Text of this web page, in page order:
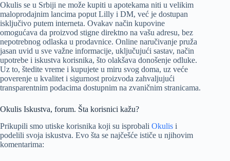
Okulis se u Srbiji ne može kupiti u apotekama niti u velikim
maloprodajnim lancima poput Lilly i DM, već je dostupan
isključivo putem interneta. Ovakav način kupovine
omogućava da proizvod stigne direktno na vašu adresu, bez
nepotrebnog odlaska u prodavnice. Online naručivanje pruža
jasan uvid u sve važne informacije, uključujući sastav, način
upotrebe i iskustva korisnika, što olakšava donošenje odluke.
Uz to, štedite vreme i kupujete u miru svog doma, uz veće
poverenje u kvalitet i sigurnost proizvoda zahvaljujući
transparentnim podacima dostupnim na zvaničnim stranicama.
Okulis Iskustva, forum. Šta korisnici kažu?
Prikupili smo utiske korisnika koji su isprobali Okulis i
podelili svoja iskustva. Evo šta se najčešće ističe u njihovim
komentarima: